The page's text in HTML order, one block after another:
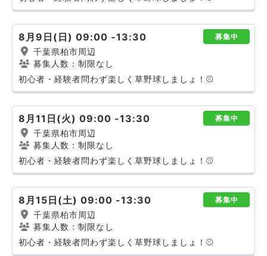
8月9日(日) 09:00 -13:30 募集中
千葉県柏市周辺
募集人数：制限なし
初心者・経験者問わず楽しく草野球しましょ！⚾️
8月11日(火) 09:00 -13:30 募集中
千葉県柏市周辺
募集人数：制限なし
初心者・経験者問わず楽しく草野球しましょ！⚾️
8月15日(土) 09:00 -13:30 募集中
千葉県柏市周辺
募集人数：制限なし
初心者・経験者問わず楽しく草野球しましょ！⚾️